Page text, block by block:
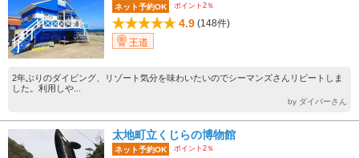
ネット予約OK ポイント2％
4.9 (148件)
王道
2年ぶりのダイビング、リゾート気分を味わいたいのでシーマンズさんリピートしま
した。利用しや...
by ダイバーさん
太地町立くじらの博物館
ネット予約OK ポイント2％